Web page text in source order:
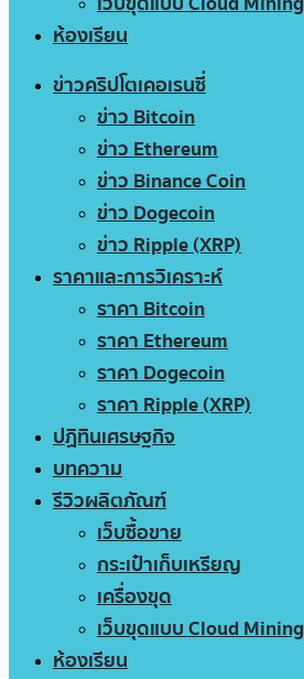
ห้องเรียน
ข่าวคริปโตเคอเรนซี่
ข่าว Bitcoin
ข่าว Ethereum
ข่าว Binance Coin
ข่าว Dogecoin
ข่าว Ripple (XRP)
ราคาและการวิเคราะห์
ราคา Bitcoin
ราคา Ethereum
ราคา Dogecoin
ราคา Ripple (XRP)
ปฏิทินเศรษฐกิจ
บทความ
รีวิวผลิตภัณฑ์
เว็บซื้อขาย
กระเป๋าเก็บเหรียญ
เครื่องขุด
เว็บขุดแบบ Cloud Mining
ห้องเรียน